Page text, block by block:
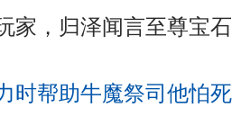
家，归泽闻言至尊宝
时帮助牛魔祭司他怕